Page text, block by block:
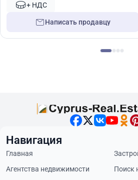
+ НДС
Написать продавцу
Навигация
Главная
Агентства недвижимости
Поиск